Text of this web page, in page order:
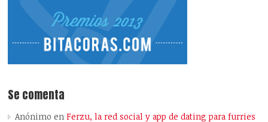
Se comenta
Anónimo enFerzu, la red social y app de dating para furries